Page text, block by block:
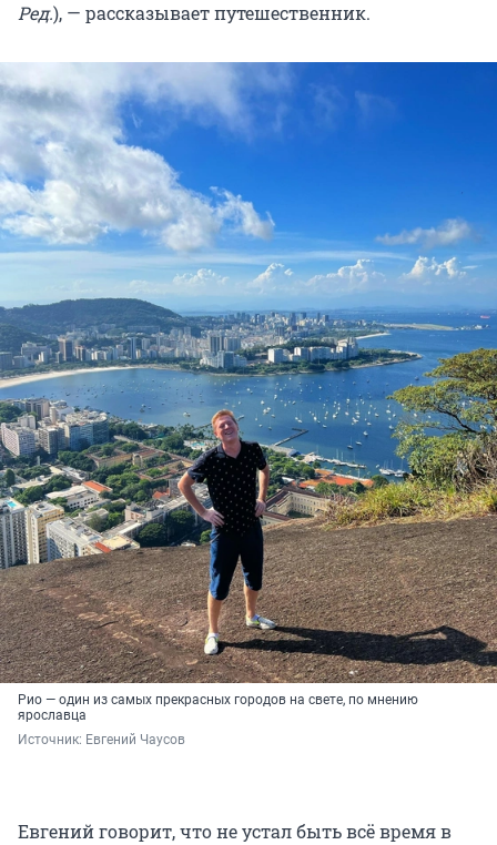
Ред.), — рассказывает путешественник.
Рио — один из самых прекрасных городов на свете, по мнению
ярославца
Источник: Евгений Чаусов
Евгений говорит, что не устал быть всё время в